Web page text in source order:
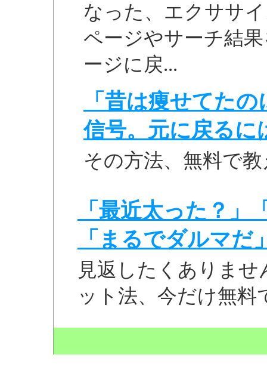
なった、エクササ
ページやサーチ結
ージに戻...
「昔は痩せてた
信号。元に戻るに
その方法、無料で
「最近太った？
「まるでダルマだ
見返したくありま
ット法、今だけ無料